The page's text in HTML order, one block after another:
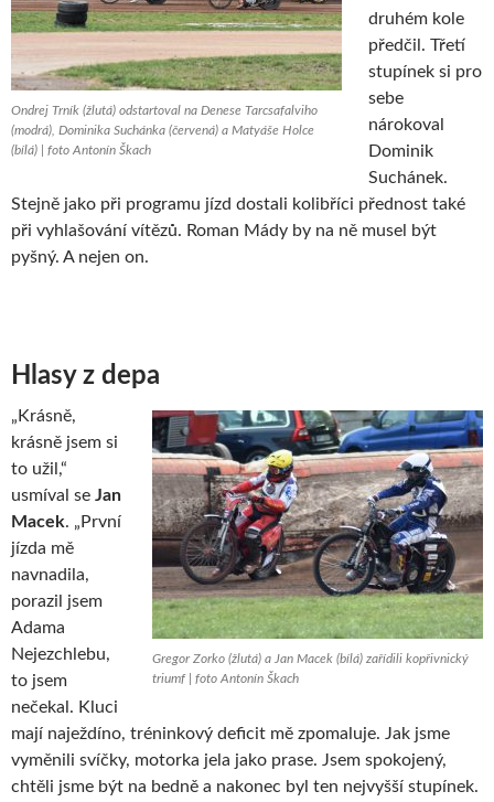
Ondrej Trník (žlutá) odstartoval na Denese Tarcsafalviho
(modrá), Dominika Suchánka (červená) a Matyáše Holce
(bílá) | foto Antonín Škach
druhém kole
předčil. Třetí
stupínek si pro
sebe
nárokoval
Dominik
Suchánek.
Stejně jako při programu jízd dostali kolibříci přednost také
při vyhlašování vítězů. Roman Mády by na ně musel být
pyšný. A nejen on.
Hlasy z depa
Gregor Zorko (žlutá) a Jan Macek (bílá) zařídili kopřivnický
triumf | foto Antonín Škach
„Krásně,
krásně jsem si
to užil,“
usmíval se Jan
Macek. „První
jízda mě
navnadila,
porazil jsem
Adama
Nejezchlebu,
to jsem
nečekal. Kluci
mají naježdíno, tréninkový deficit mě zpomaluje. Jak jsme
vyměnili svíčky, motorka jela jako prase. Jsem spokojený,
chtěli jsme být na bedně a nakonec byl ten nejvyšší stupínek.